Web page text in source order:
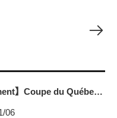
】Coupe du Québec -
06